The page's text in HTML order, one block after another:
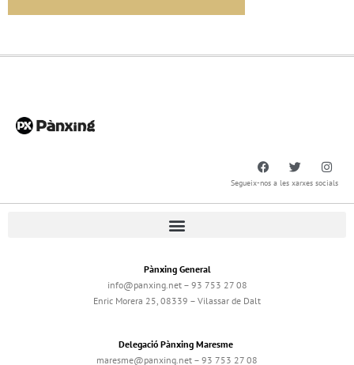
Segueix-nos a les xarxes socials
Pànxing General
info@panxing.net – 93 753 27 08
Enric Morera 25, 08339 – Vilassar de Dalt
Delegació Pànxing Maresme
maresme@panxing.net – 93 753 27 08